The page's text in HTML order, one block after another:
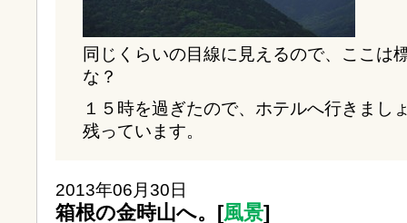
同じくらいの目線に見えるので、ここは
な？
１５時を過ぎたので、ホテルへ行きまし
残っています。
2013年06月30日
箱根の金時山へ。[風景]